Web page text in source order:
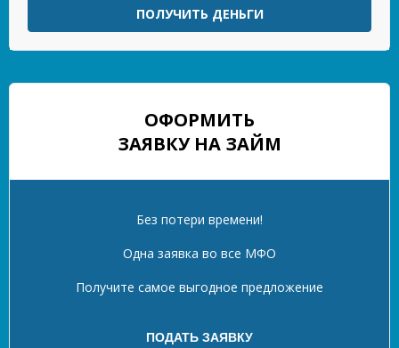
ПОЛУЧИТЬ ДЕНЬГИ
ОФОРМИТЬ
ЗАЯВКУ НА ЗАЙМ
Без потери времени!
Одна заявка во все МФО
Получите самое выгодное предложение